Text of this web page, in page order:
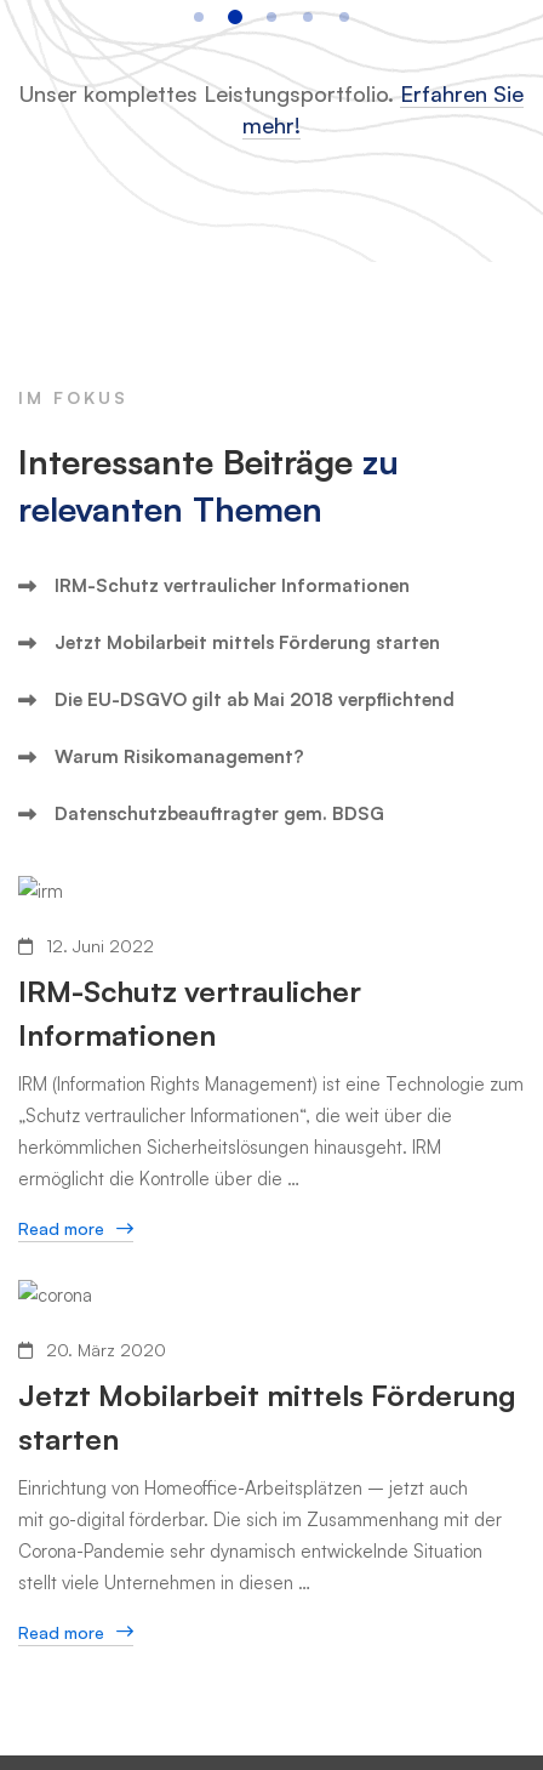
Unser komplettes Leistungsportfolio.Erfahren Sie
mehr!
IM FOKUS
Interessante Beiträge zu
relevanten Themen
IRM-Schutz vertraulicher Informationen
Jetzt Mobilarbeit mittels Förderung starten
Die EU-DSGVO gilt ab Mai 2018 verpflichtend
Warum Risikomanagement?
Datenschutzbeauftragter gem. BDSG
12. Juni 2022
IRM-Schutz vertraulicher
Informationen
IRM (Information Rights Management) ist eine Technologie zum
„Schutz vertraulicher Informationen“, die weit über die
herkömmlichen Sicherheitslösungen hinausgeht. IRM
ermöglicht die Kontrolle über die …
Read more
20. März 2020
Jetzt Mobilarbeit mittels Förderung
starten
Einrichtung von Homeoffice-Arbeitsplätzen – jetzt auch
mit go-digital förderbar. Die sich im Zusammenhang mit der
Corona-Pandemie sehr dynamisch entwickelnde Situation
stellt viele Unternehmen in diesen …
Read more